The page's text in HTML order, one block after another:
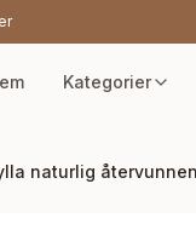
Kategorier
naturlig